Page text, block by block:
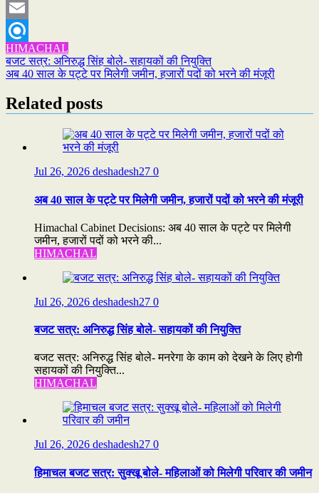
Twitter
Email
Refind
HIMACHAL
Post
navigation
बजट सत्र: अनिरुद्ध सिंह बोले- सहायकों की नियुक्ति
अब 40 साल के पट्टे पर मिलेगी जमीन, हजारों पदों को भरने की मंजूरी
Related posts
Jul 26, 2026 deshadesh27 0
अब 40 साल के पट्टे पर मिलेगी जमीन, हजारों पदों को भरने की मंजूरी
Himachal Cabinet Decisions: अब 40 साल के पट्टे पर मिलेगी
जमीन, हजारों पदों को भरने की...
HIMACHAL
Jul 26, 2026 deshadesh27 0
बजट सत्र: अनिरुद्ध सिंह बोले- सहायकों की नियुक्ति
बजट सत्र: अनिरुद्ध सिंह बोले- मनरेगा के काम को देखने के लिए होगी
सहायकों की नियुक्ति...
HIMACHAL
Jul 26, 2026 deshadesh27 0
हिमाचल बजट सत्र: सुक्खू बोले- महिलाओं को मिलेगी परिवार की जमीन